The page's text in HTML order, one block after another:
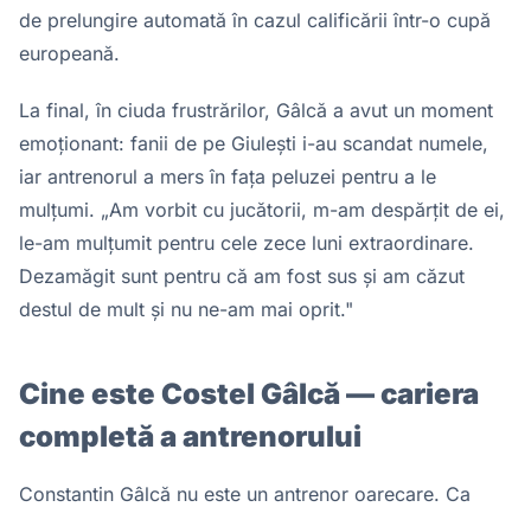
de prelungire automată în cazul calificării într-o cupă
europeană.
La final, în ciuda frustrărilor, Gâlcă a avut un moment
emoționant: fanii de pe Giulești i-au scandat numele,
iar antrenorul a mers în fața peluzei pentru a le
mulțumi. „Am vorbit cu jucătorii, m-am despărțit de ei,
le-am mulțumit pentru cele zece luni extraordinare.
Dezamăgit sunt pentru că am fost sus și am căzut
destul de mult și nu ne-am mai oprit."
Cine este Costel Gâlcă — cariera
completă a antrenorului
Constantin Gâlcă nu este un antrenor oarecare. Ca